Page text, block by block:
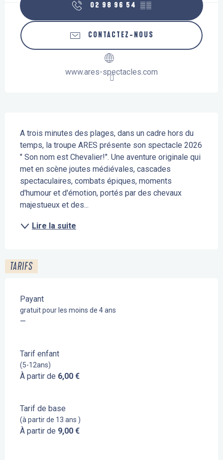
02 98 96 54 ▒▒
CONTACTEZ-NOUS
www.ares-spectacles.com
A trois minutes des plages, dans un cadre hors du
temps, la troupe ARES présente son spectacle 2026
" Son nom est Chevalier!". Une aventure originale qui
met en scène joutes médiévales, cascades
spectaculaires, combats épiques, moments
d'humour et d'émotion, portés par des chevaux
majestueux et des...
Lire la suite
TARIFS
Payant
gratuit pour les moins de 4 ans
—
Tarif enfant
(5-12ans)
À partir de 6,00 €
Tarif de base
(à partir de 13 ans )
À partir de 9,00 €